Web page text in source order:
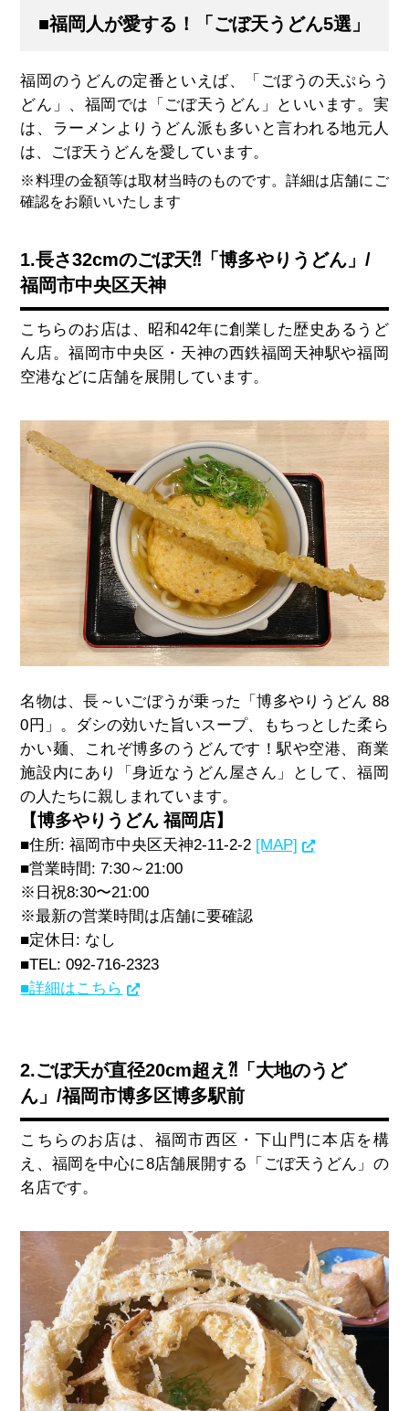
■福岡人が愛する！「ごぼ天うどん5選」
福岡のうどんの定番といえば、「ごぼうの天ぷらう
どん」、福岡では「ごぼ天うどん」といいます。実
は、ラーメンよりうどん派も多いと言われる地元人
は、ごぼ天うどんを愛しています。
※料理の金額等は取材当時のものです。詳細は店舗にご
確認をお願いいたします
1.長さ32cmのごぼ天⁈「博多やりうどん」/
福岡市中央区天神
こちらのお店は、昭和42年に創業した歴史あるうど
ん店。福岡市中央区・天神の西鉄福岡天神駅や福岡
空港などに店舗を展開しています。
名物は、長～いごぼうが乗った「博多やりうどん 88
0円」。
ダシの効いた旨いスープ、もちっとした柔ら
かい麺、これぞ博多のうどんです！駅や空港、商業
施設内にあり「身近なうどん屋さん」として、福岡
の人たちに親しまれています。
【博多やりうどん 福岡店】
■住所:福岡市中央区天神2-11-2-2 [MAP]
■営業時間:7:30～21:00
※日祝8:30〜21:00
※最新の営業時間は店舗に要確認
■定休日: なし
■TEL: 092-716-2323
■詳細はこちら
2.ごぼ天が直径20cm超え⁈「大地のうど
ん」/福岡市博多区博多駅前
こちらのお店は、福岡市西区・下山門に本店を構
え、福岡を中心に8店舗展開する「ごぼ天うどん」の
名店です。